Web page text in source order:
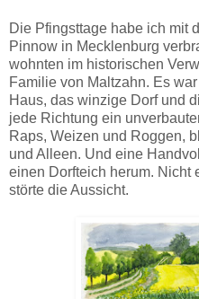
Die Pfingsttage habe ich mit
Pinnow in Mecklenburg
wohnten im historischen
Familie von Maltzahn. Es
Haus, das winzige Dorf und
jede Richtung ein
Raps, Weizen und Roggen,
und Alleen. Und eine
einen Dorfteich herum. Nicht
störte die Aussicht.